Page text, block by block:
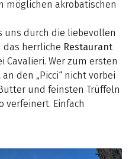
möglichen akrobatischen
uns durch die liebevollen
das herrliche Restaurant
Cavalieri. Wer zum ersten
den „Picci“ nicht vorbei
und feinsten Trüffeln
verfeinert. Einfach